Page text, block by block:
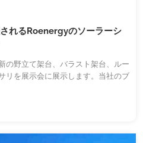
れるRoenergyのソーラーシ
の野立て架台、バラスト架台、ルー
リを展示会に展示します。当社のブ
ついて話し合います。 Roenergy
ギー見本市です&...